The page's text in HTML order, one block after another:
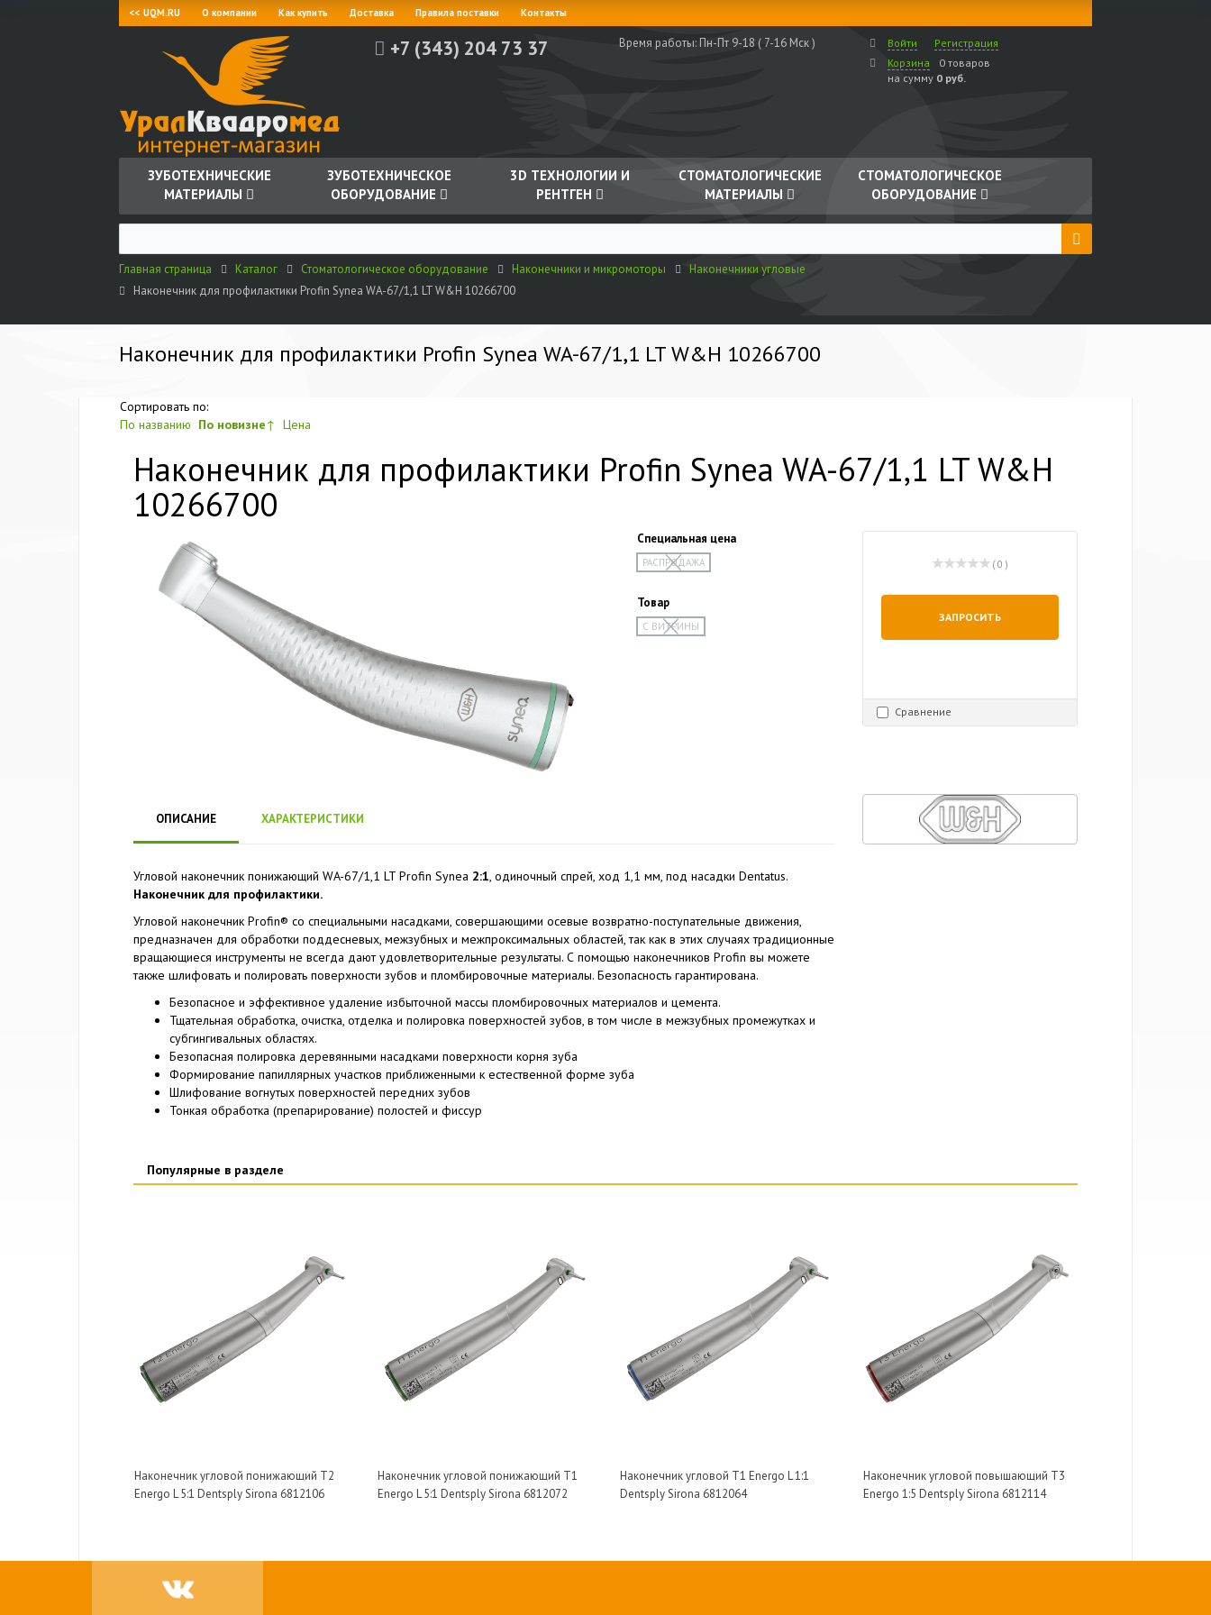
<< UQM.RU О компании Как купить Доставка Правила поставки Контакты
+7 (343) 204 73 37 Время работы:Пн-Пт 9-18 ( 7-16 Мск ) Войти
Регистрация
Корзина
0 товаров
на сумму 0 руб.
ЗУБОТЕХНИЧЕСКИЕ
МАТЕРИАЛЫ
ЗУБОТЕХНИЧЕСКОЕ
ОБОРУДОВАНИЕ
3D ТЕХНОЛОГИИ И
РЕНТГЕН
СТОМАТОЛОГИЧЕСКИЕ
МАТЕРИАЛЫ
СТОМАТОЛОГИЧЕСКОЕ
ОБОРУДОВАНИЕ
Главная страница Каталог Стоматологическое оборудование Наконечники и микромоторы
Наконечники угловые
Наконечник для профилактики Profin Synea WA-67/1,1 LT W&H 10266700
Наконечник для профилактики Profin Synea WA-67/1,1 LT W&H 10266700
Сортировать по:
По названию По новизне↑ Цена
Наконечник для профилактики Profin Synea WA-67/1,1 LT W&H
10266700
Специальная цена
РАСПРОДАЖА
Товар
С ВИТРИНЫ
( 0 )
ЗАПРОСИТЬ
Сравнение
ОПИСАНИЕ ХАРАКТЕРИСТИКИ
Угловой наконечник понижающий WA-67/1,1 LT Profin Synea 2:1, одиночный спрей, ход 1,1 мм, под насадки Dentatus.
Наконечник для профилактики.
Угловой наконечник Profin® со специальными насадками, совершающими осевые возвратно-поступательные движения,
предназначен для обработки поддесневых, межзубных и межпроксимальных областей, так как в этих случаях традиционные
вращающиеся инструменты не всегда дают удовлетворительные результаты. С помощью наконечников Profin вы можете
также шлифовать и полировать поверхности зубов и пломбировочные материалы. Безопасность гарантирована.
Безопасное и эффективное удаление избыточной массы пломбировочных материалов и цемента.
Тщательная обработка, очистка, отделка и полировка поверхностей зубов, в том числе в межзубных промежутках и
субгингивальных областях.
Безопасная полировка деревянными насадками поверхности корня зуба
Формирование папиллярных участков приближенными к естественной форме зуба
Шлифование вогнутых поверхностей передних зубов
Тонкая обработка (препарирование) полостей и фиссур
Популярные в разделе
Наконечник угловой понижающий T2
Energo L 5:1 Dentsply Sirona 6812106
Наконечник угловой понижающий T1
Energo L 5:1 Dentsply Sirona 6812072
Наконечник угловой T1 Energo L 1:1
Dentsply Sirona 6812064
Наконечник угловой повышающий T3
Energo 1:5 Dentsply Sirona 6812114